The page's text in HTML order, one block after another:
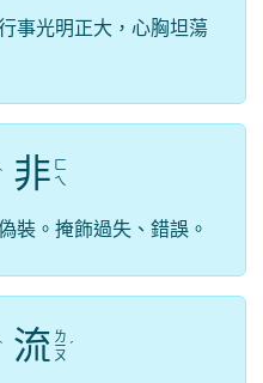
事光明正大，心胸坦蕩
ˋ 非 ㄈ
ㄟ
裝。掩飾過失、錯誤。
ˋ 流 ㄌ
ㄧ
ㄡ
ˊ